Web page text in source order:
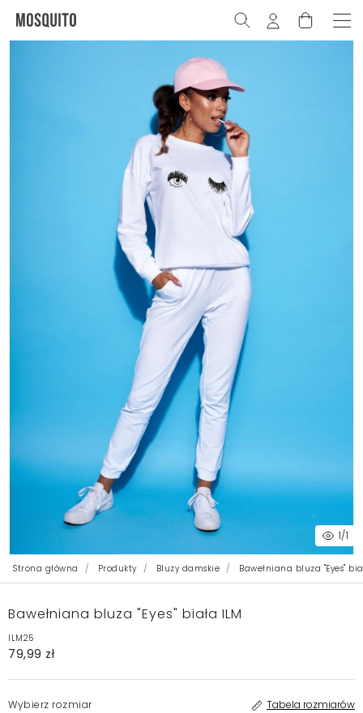
1/1
Strona główna Produkty Bluzy damskie Bawełniana bluza "Eyes"
Bawełniana bluza "Eyes" biała ILM
ILM25
79,99 zł
Wybierz rozmiar Tabela rozmiarów